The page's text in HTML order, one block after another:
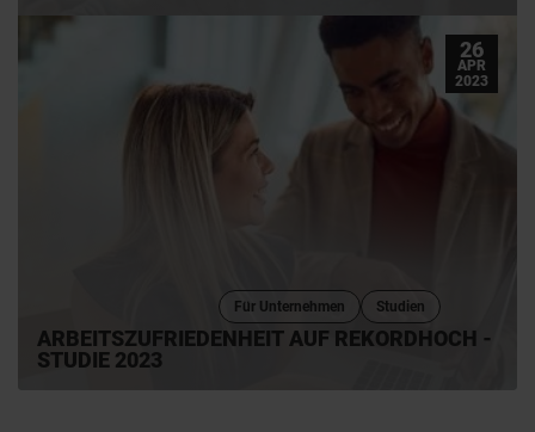
Studien
Für Unternehmen
ARBEITSZUFRIEDENHEIT AUF REKORDHOCH -
STUDIE 2023
26
APR
2023